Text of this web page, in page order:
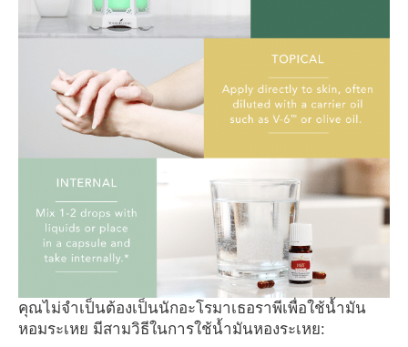
คุณไม่จำเป็นต้องเป็นนักอะโรมาเธอราพีเพื่อใช้น้ำมัน
หอมระเหย มีสามวิธีในการใช้น้ำมันหองระเหย: